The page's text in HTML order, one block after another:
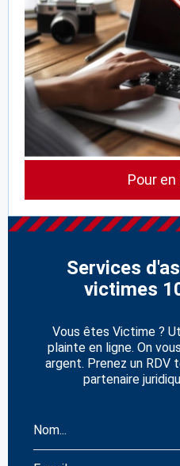
Pour
Services
victimes
Vous êtes Victime ?
plainte en ligne. On
argent. Prenez un RDV
partenaire